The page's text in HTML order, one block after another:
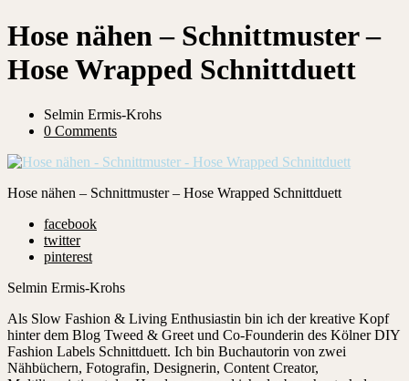
Hose nähen – Schnittmuster –
Hose Wrapped Schnittduett
Selmin Ermis-Krohs
0 Comments
Hose nähen – Schnittmuster – Hose Wrapped Schnittduett
facebook
twitter
pinterest
Selmin Ermis-Krohs
Als Slow Fashion & Living Enthusiastin bin ich der kreative Kopf
hinter dem Blog Tweed & Greet und Co-Founderin des Kölner DIY
Fashion Labels Schnittduett. Ich bin Buchautorin von zwei
Nähbüchern, Fotografin, Designerin, Content Creator,